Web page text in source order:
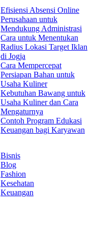
Efisiensi Absensi Online
Perusahaan untuk
Mendukung Administrasi
Cara untuk Menentukan
Radius Lokasi Target Iklan
di Jogja
Cara Mempercepat
Persiapan Bahan untuk
Usaha Kuliner
Kebutuhan Bawang untuk
Usaha Kuliner dan Cara
Mengaturnya
Contoh Program Edukasi
Keuangan bagi Karyawan
Bisnis
Blog
Fashion
Kesehatan
Keuangan